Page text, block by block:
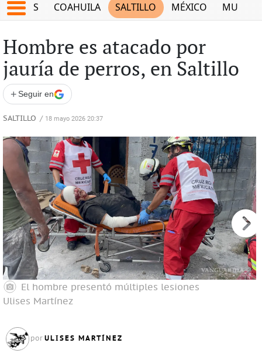
JUEGOS COAHUILA SALTILLO MÉXICO MUNDO
Hombre es atacado por
jauría de perros, en Saltillo
+ Seguir en
SALTILLO / 18 mayo 2026 20:37
El hombre presentó múltiples lesiones
Ulises Martínez
por ULISES MARTÍNEZ